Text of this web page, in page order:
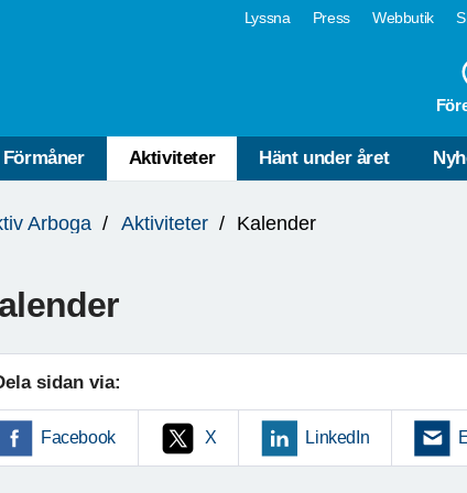
Lyssna Press Webbutik
Förmåner Aktiviteter Hänt under året
Arboga Aktiviteter Kalender
sidan via:
Facebook X LinkedIn